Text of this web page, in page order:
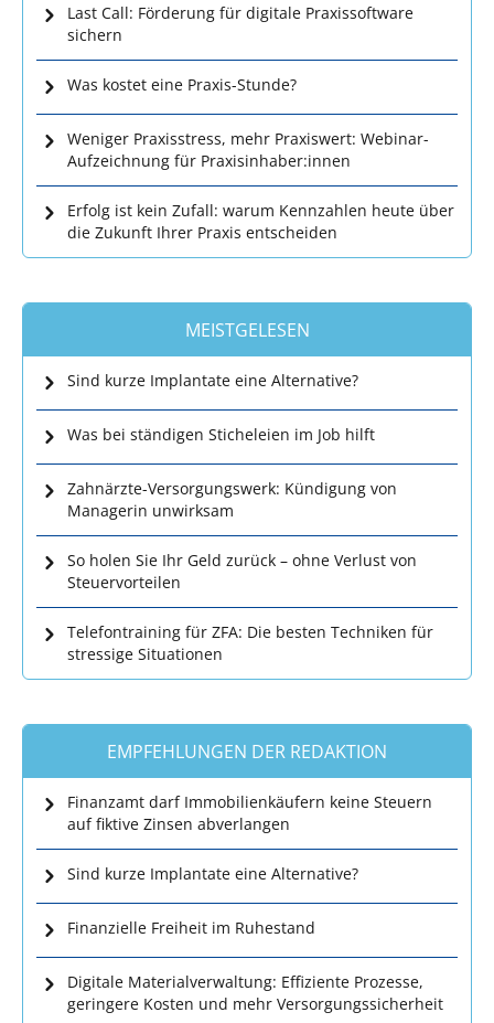
Last Call: Förderung für digitale Praxissoftware
sichern
Was kostet eine Praxis-Stunde?
Weniger Praxisstress, mehr Praxiswert: Webinar-
Aufzeichnung für Praxisinhaber:innen
Erfolg ist kein Zufall: warum Kennzahlen heute über
die Zukunft Ihrer Praxis entscheiden
MEISTGELESEN
Sind kurze Implantate eine Alternative?
Was bei ständigen Sticheleien im Job hilft
Zahnärzte-Versorgungswerk: Kündigung von
Managerin unwirksam
So holen Sie Ihr Geld zurück – ohne Verlust von
Steuervorteilen
Telefontraining für ZFA: Die besten Techniken für
stressige Situationen
EMPFEHLUNGEN DER REDAKTION
Finanzamt darf Immobilienkäufern keine Steuern
auf fiktive Zinsen abverlangen
Sind kurze Implantate eine Alternative?
Finanzielle Freiheit im Ruhestand
Digitale Materialverwaltung: Effiziente Prozesse,
geringere Kosten und mehr Versorgungssicherheit